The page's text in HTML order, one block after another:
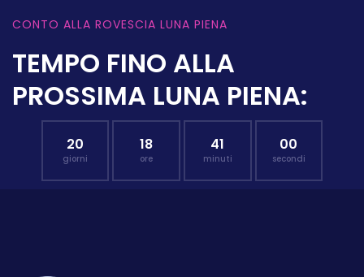
CONTO ALLA ROVESCIA LUNA PIENA
TEMPO FINO ALLA
PROSSIMA LUNA PIENA:
20
giorni
18
ore
40
minuti
59
secondi